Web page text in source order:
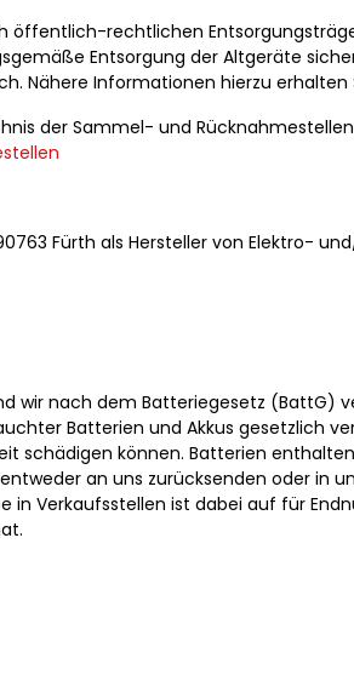
öffentlich-rechtlichen
Entsorgung der Altgeräte
Nähere Informationen hierzu
der Sammel- und
Fürth als Hersteller von Elektro-
wir nach dem Batteriegesetz (BattG)
Batterien und Akkus
können. Batterien
an uns zurücksenden oder in
Verkaufsstellen ist dabei auf für